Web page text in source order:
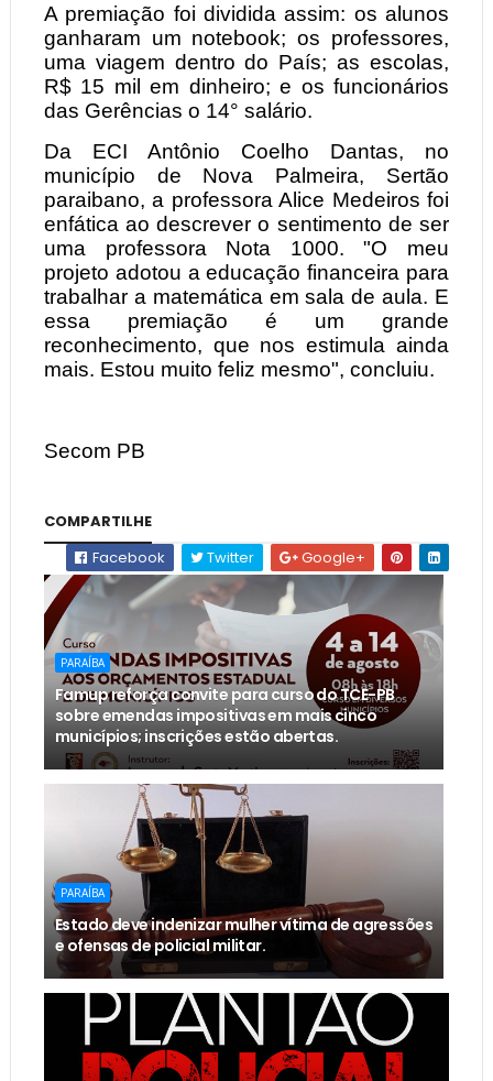
A premiação foi dividida assim: os alunos
ganharam um notebook; os professores,
uma viagem dentro do País; as escolas,
R$ 15 mil em dinheiro; e os funcionários
das Gerências o 14° salário.
Da ECI Antônio Coelho Dantas, no
município de Nova Palmeira, Sertão
paraibano, a professora Alice Medeiros foi
enfática ao descrever o sentimento de ser
uma professora Nota 1000. "O meu
projeto adotou a educação financeira para
trabalhar a matemática em sala de aula. E
essa premiação é um grande
reconhecimento, que nos estimula ainda
mais. Estou muito feliz mesmo", concluiu.
Secom PB
COMPARTILHE
Facebook
Twitter Google+
PARAÍBA
Famup reforça convite para curso do TCE-PB
sobre emendas impositivas em mais cinco
municípios; inscrições estão abertas.
PARAÍBA
Estado deve indenizar mulher vítima de agressões
e ofensas de policial militar.